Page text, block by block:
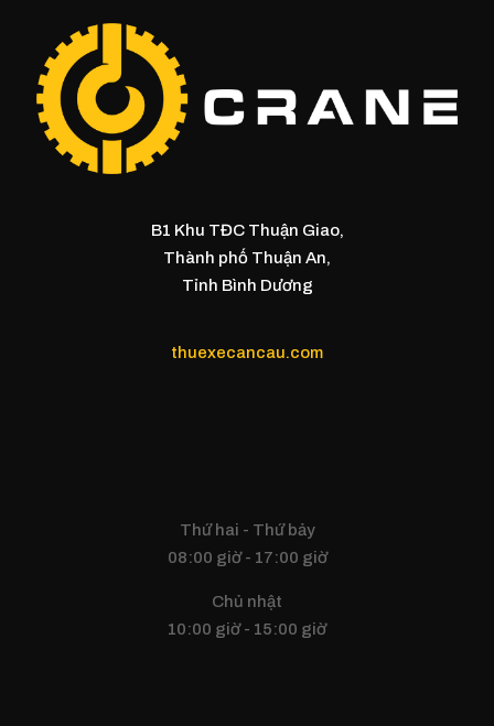
B1 Khu TĐC Thuận Giao,
Thành phố Thuận An,
Tỉnh Bình Dương
thuexecancau.com
Thứ hai - Thứ bảy
08:00 giờ - 17:00 giờ
Chủ nhật
10:00 giờ - 15:00 giờ